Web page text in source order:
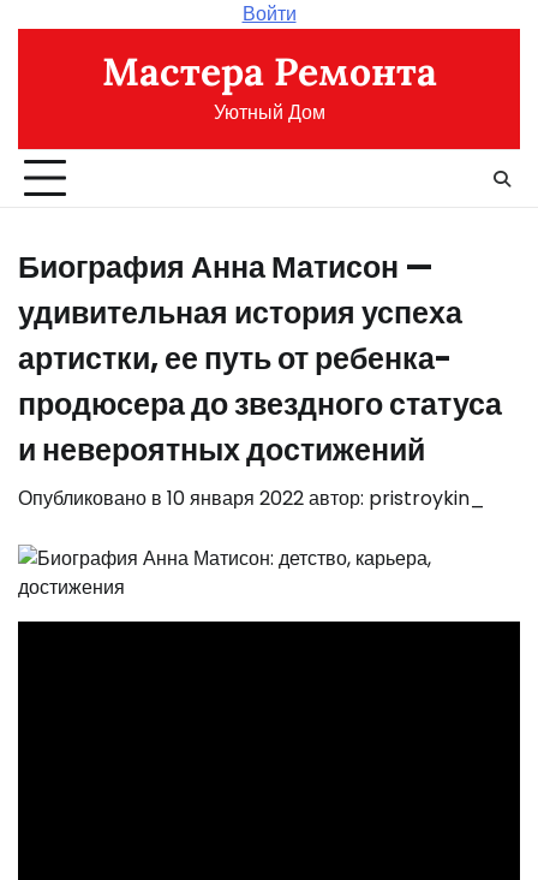
содержимому
Войти
Мастера Ремонта
Уютный Дом
Биография Анна Матисон —
удивительная история успеха
артистки, ее путь от ребенка-
продюсера до звездного статуса
и невероятных достижений
Опубликовано в 10 января 2022автор: pristroykin_